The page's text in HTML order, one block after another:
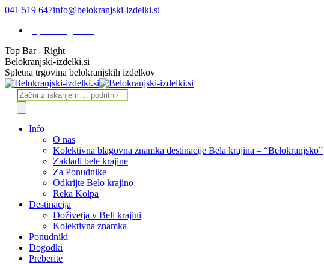
Skip
content
041 519 647info@belokranjski-izdelki.si
Top Bar - Right
Facebook
page
opens
new
window
Instagram
page
opens
new
window
Belokranjski-izdelki.si
Spletna trgovina belokranjskih izdelkov
Products
search
Info
O nas
Kolektivna blagovna znamka destinacije Bela krajina – “Belokranjsko”
Zakladi bele krajine
Za Ponudnike
Odkrijte Belo krajino
Reka Kolpa
Destinacija
Doživetja v Beli krajini
Kolektivna znamka
Ponudniki
Dogodki
Preberite